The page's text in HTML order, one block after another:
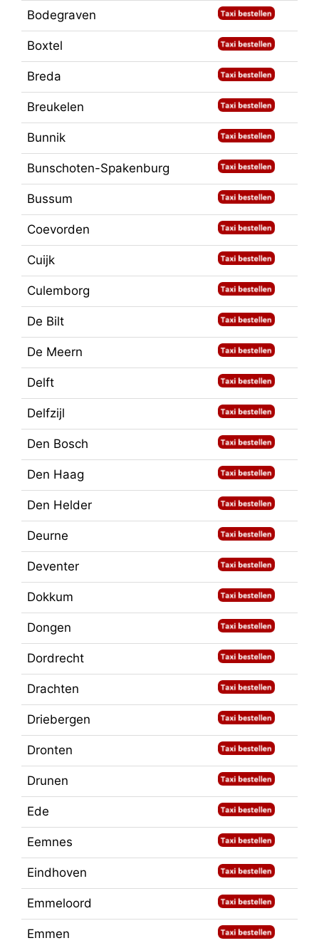
Bodegraven
Boxtel
Breda
Breukelen
Bunnik
Bunschoten-Spakenburg
Bussum
Coevorden
Cuijk
Culemborg
De Bilt
De Meern
Delft
Delfzijl
Den Bosch
Den Haag
Den Helder
Deurne
Deventer
Dokkum
Dongen
Dordrecht
Drachten
Driebergen
Dronten
Drunen
Ede
Eemnes
Eindhoven
Emmeloord
Emmen